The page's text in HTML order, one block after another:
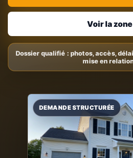
Voir la zone